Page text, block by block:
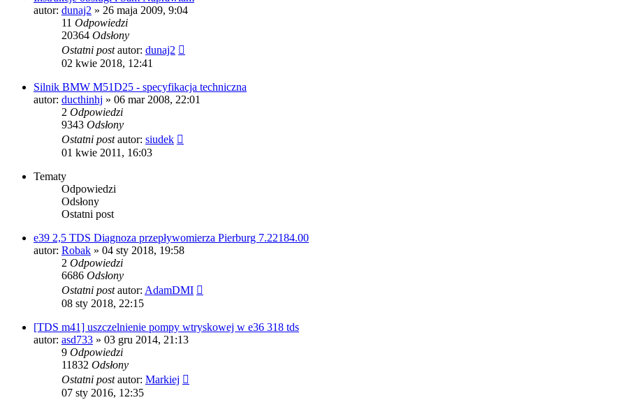
autor: dunaj2 » 26 maja 2009, 9:04
11 Odpowiedzi
20364 Odsłony
Ostatni postautor: dunaj2
02 kwie 2018, 12:41
Silnik BMW M51D25 - specyfikacja techniczna
autor: ducthinhj » 06 mar 2008, 22:01
2 Odpowiedzi
9343 Odsłony
Ostatni postautor: siudek
01 kwie 2011, 16:03
Tematy
Odpowiedzi
Odsłony
Ostatni post
e39 2,5 TDS Diagnoza przepływomierza Pierburg 7.22184.00
autor: Robak » 04 sty 2018, 19:58
2 Odpowiedzi
6686 Odsłony
Ostatni postautor: AdamDMI
08 sty 2018, 22:15
[TDS m41] uszczelnienie pompy wtryskowej w e36 318 tds
autor: asd733 » 03 gru 2014, 21:13
9 Odpowiedzi
11832 Odsłony
Ostatni postautor: Markiej
07 sty 2016, 12:35